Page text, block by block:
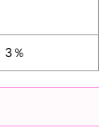
3％